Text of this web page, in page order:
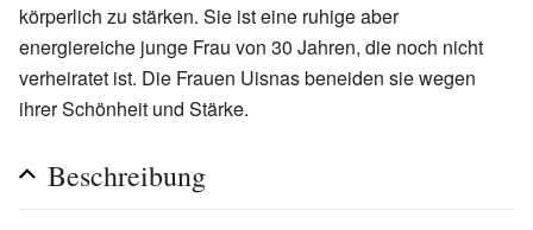
körperlich zu stärken. Sie ist eine ruhige aber
energiereiche junge Frau von 30 Jahren, die noch nicht
verheiratet ist. Die Frauen Uisnas beneiden sie wegen
ihrer Schönheit und Stärke.
Beschreibung